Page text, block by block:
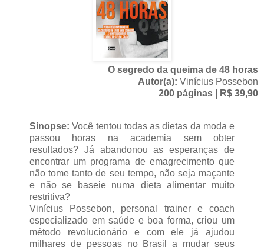
O segredo da queima de 48 horas
Autor(a): Vinícius Possebon
200 páginas | R$ 39,90
Sinopse: Você tentou todas as dietas da moda e
passou horas na academia sem obter
resultados? Já abandonou as esperanças de
encontrar um programa de emagrecimento que
não tome tanto de seu tempo, não seja maçante
e não se baseie numa dieta alimentar muito
restritiva?
Vinícius Possebon, personal trainer e coach
especializado em saúde e boa forma, criou um
método revolucionário e com ele já ajudou
milhares de pessoas no Brasil a mudar seus